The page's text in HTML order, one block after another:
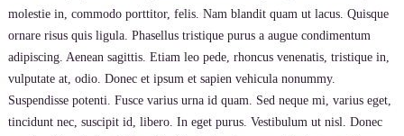
molestie in, commodo porttitor, felis. Nam blandit quam ut lacus. Quisque
ornare risus quis ligula. Phasellus tristique purus a augue condimentum
adipiscing. Aenean sagittis. Etiam leo pede, rhoncus venenatis, tristique in,
vulputate at, odio. Donec et ipsum et sapien vehicula nonummy.
Suspendisse potenti. Fusce varius urna id quam. Sed neque mi, varius eget,
tincidunt nec, suscipit id, libero. In eget purus. Vestibulum ut nisl. Donec